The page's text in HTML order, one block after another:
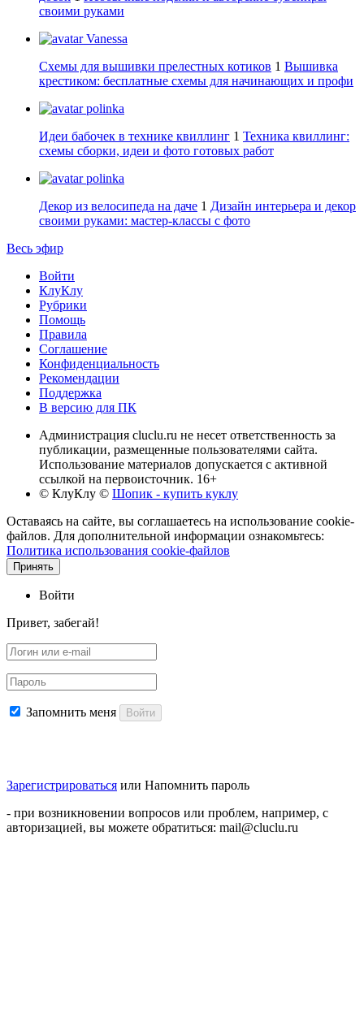
своими руками
Vanessa
Схемы для вышивки прелестных котиков 1 Вышивка
крестиком: бесплатные схемы для начинающих и профи
polinka
Идеи бабочек в технике квиллинг 1 Техника квиллинг:
схемы сборки, идеи и фото готовых работ
polinka
Декор из велосипеда на даче 1 Дизайн интерьера и декор
своими руками: мастер-классы с фото
Весь эфир
Войти
КлуКлу
Рубрики
Помощь
Правила
Соглашение
Конфиденциальность
Рекомендации
Поддержка
В версию для ПК
Администрация cluclu.ru не несет ответственность за
публикации, размещенные пользователями сайта.
Использование материалов допускается с активной
ссылкой на первоисточник. 16+
© КлуКлу © Шопик - купить куклу
Оставаясь на сайте, вы соглашаетесь на использование cookie-
файлов. Для дополнительной информации ознакомьтесь:
Политика использования cookie-файлов
Принять
Войти
Привет, забегай!
Запомнить меня Войти
Зарегистрироваться или Напомнить пароль
- при возникновении вопросов или проблем, например, с
авторизацией, вы можете обратиться: mail@cluclu.ru